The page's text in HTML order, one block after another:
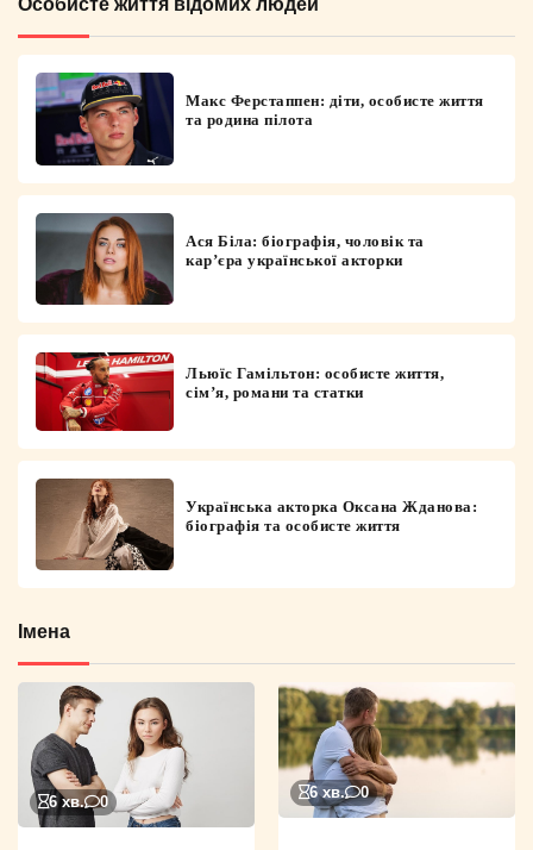
Макс Ферстаппен: діти, особисте життя
та родина пілота
Ася Біла: біографія, чоловік та
кар’єра української акторки
Льюїс Гамільтон: особисте життя,
сім’я, романи та статки
Українська акторка Оксана Жданова:
біографія та особисте життя
Імена
6 хв. 0
6 хв. 0